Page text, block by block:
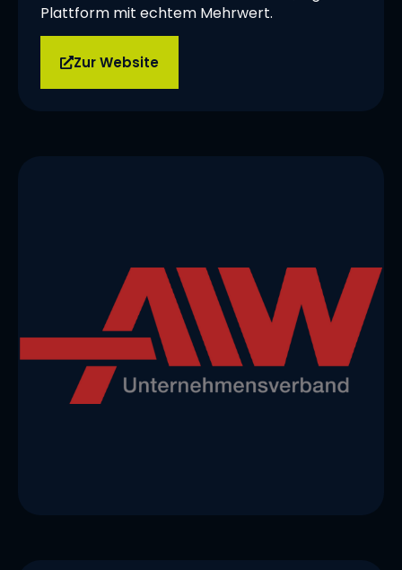
Plattform mit echtem Mehrwert.
Zur Website